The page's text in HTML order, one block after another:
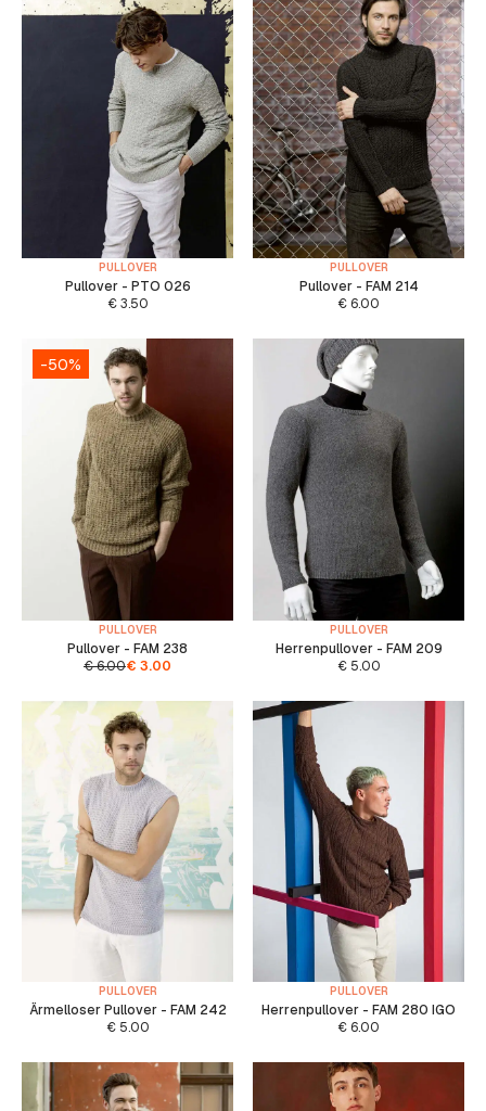
PULLOVER
Pullover - PTO 026
€3.50
PULLOVER
Pullover - FAM 214
€ 6.00
-50%
PULLOVER
Pullover - FAM 238
€6.00€ 3.00
PULLOVER
Herrenpullover - FAM 209
€5.00
PULLOVER
Ärmelloser Pullover - FAM 242
€5.00
PULLOVER
Herrenpullover - FAM 280 IGO
€ 6.00